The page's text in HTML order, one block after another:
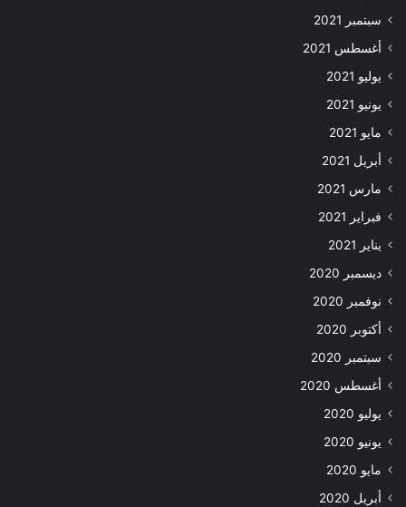
سبتمبر 2021
أغسطس 2021
يوليو 2021
يونيو 2021
مايو 2021
أبريل 2021
مارس 2021
فبراير 2021
يناير 2021
ديسمبر 2020
نوفمبر 2020
أكتوبر 2020
سبتمبر 2020
أغسطس 2020
يوليو 2020
يونيو 2020
مايو 2020
أبريل 2020